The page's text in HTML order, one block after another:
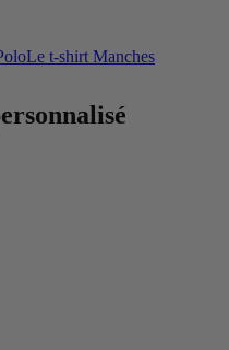
Le t-shirt Manches